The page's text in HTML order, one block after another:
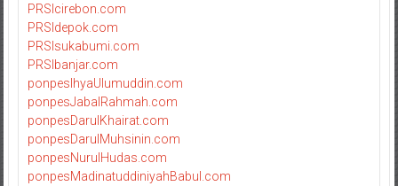
PRSIcirebon.com
PRSIdepok.com
PRSIsukabumi.com
PRSIbanjar.com
ponpesIhyaUlumuddin.com
ponpesJabalRahmah.com
ponpesDarulKhairat.com
ponpesDarulMuhsinin.com
ponpesNurulHudas.com
ponpesMadinatuddiniyahBabul.com